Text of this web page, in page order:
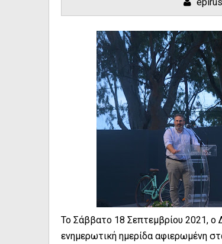
Το Σάββατο 18 Σεπτεμβρίου 2021, ο
ενημερωτική ημερίδα αφιερωμένη